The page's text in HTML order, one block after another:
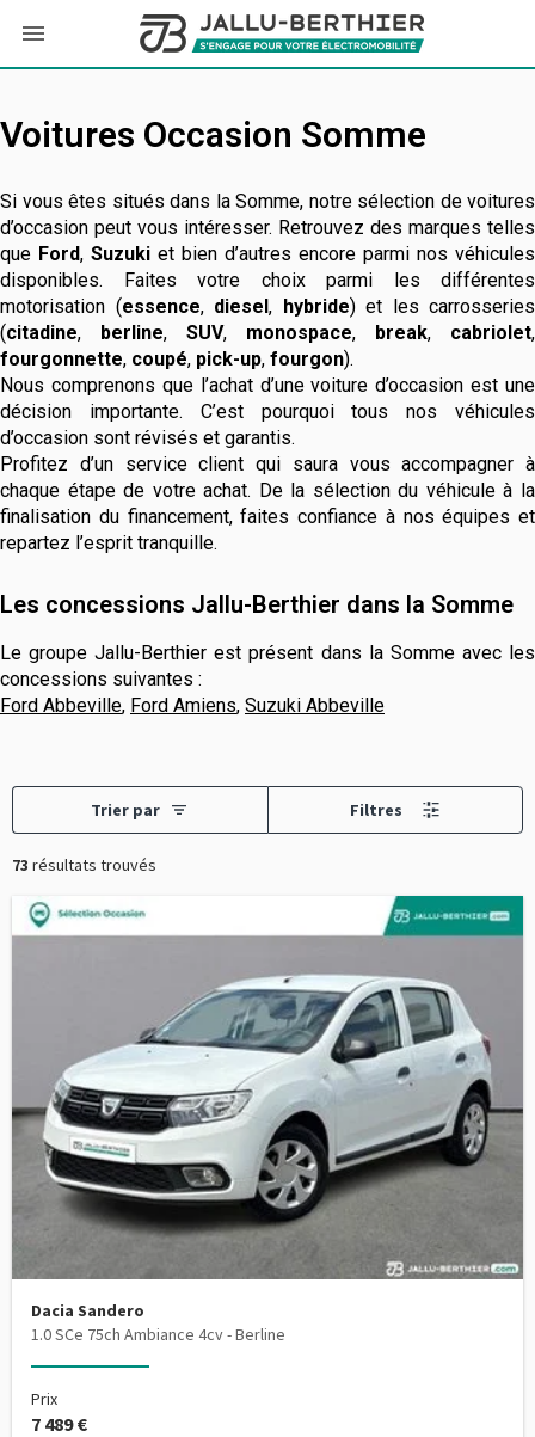
Voitures Occasion Somme
Si vous êtes situés dans la Somme, notre sélection de voitures
d’occasion peut vous intéresser. Retrouvez des marques telles
que Ford, Suzuki et bien d’autres encore parmi nos véhicules
disponibles. Faites votre choix parmi les différentes
motorisation (essence, diesel, hybride) et les carrosseries
(citadine, berline, SUV, monospace, break, cabriolet,
fourgonnette, coupé, pick-up, fourgon).
Nous comprenons que l’achat d’une voiture d’occasion est une
décision importante. C’est pourquoi tous nos véhicules
d’occasion sont révisés et garantis.
Profitez d’un service client qui saura vous accompagner à
chaque étape de votre achat. De la sélection du véhicule à la
finalisation du financement, faites confiance à nos équipes et
repartez l’esprit tranquille.
Les concessions Jallu-Berthier dans la Somme
Le groupe Jallu-Berthier est présent dans la Somme avec les
concessions suivantes :
Ford Abbeville, Ford Amiens, Suzuki Abbeville
Trier par Filtres
73 résultats trouvés
Dacia Sandero
1.0 SCe 75ch Ambiance 4cv - Berline
Prix
7 489 €